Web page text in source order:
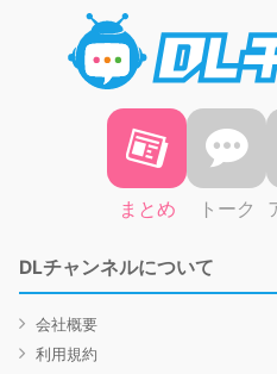
まとめ トーク
DLチャンネルについて
会社概要
利用規約